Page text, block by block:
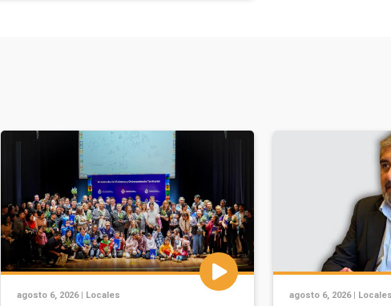
agosto 6, 2026 | Locales agosto 6, 2026 | Locales